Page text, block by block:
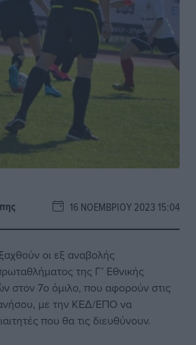
16 ΝΟΕΜΒΡΊΟΥ 2023 15:04
οι εξ αναβολής
της Γ’ Εθνικής
στον 7ο όμιλο, που αφορούν στις
με την ΚΕΔ/ΕΠΟ να
που θα τις διευθύνουν.